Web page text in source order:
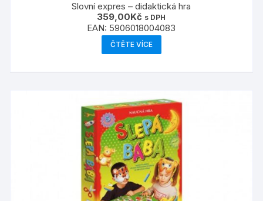
Slovní expres – didaktická hra
359,00Kč s DPH
EAN: 5906018004083
ČTĚTE VÍCE